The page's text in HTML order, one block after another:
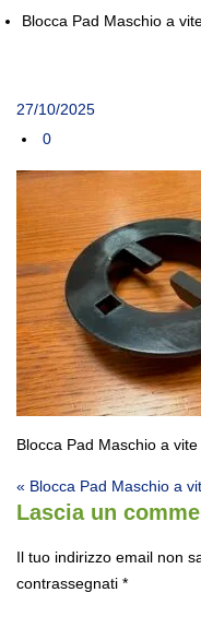
Blocca Pad Maschio a
27/10/2025
0
Blocca Pad Maschio a
Navigazione
« Blocca Pad Maschio a
Lascia un
Il tuo indirizzo email non
contrassegnati *